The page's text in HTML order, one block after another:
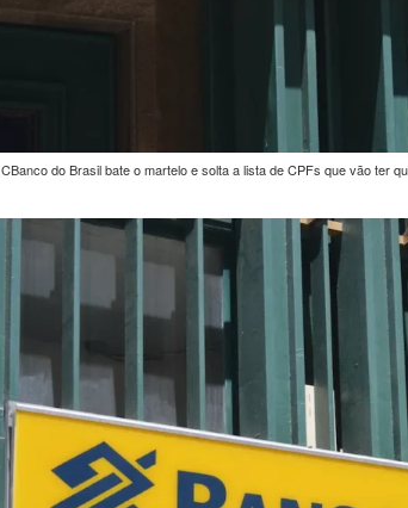
CBanco do Brasil bate o martelo e solta a lista de CPFs que vão ter